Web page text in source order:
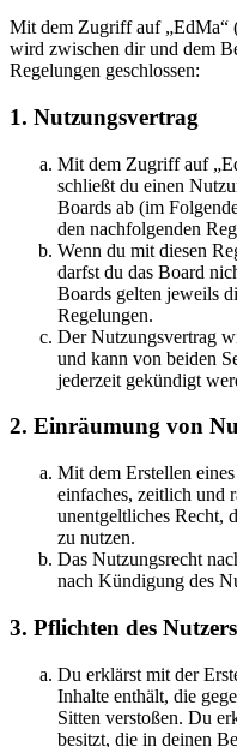
Mit dem Zugriff auf „EdMa“
wird zwischen dir und dem
Regelungen geschlossen:
1. Nutzungsvertrag
Mit dem Zugriff auf
schließt du einen
Boards ab (im
den nachfolgenden
Wenn du mit diesen
darfst du das Board
Boards gelten jeweils
Regelungen.
Der Nutzungsvertrag
und kann von beiden
jederzeit gekündigt
2. Einräumung von
Mit dem Erstellen
einfaches, zeitlich und
unentgeltliches Recht,
zu nutzen.
Das Nutzungsrecht
nach Kündigung des
3. Pflichten des Nutzers
Du erklärst mit der
Inhalte enthält, die
Sitten verstoßen. Du
besitzt, die in deinen